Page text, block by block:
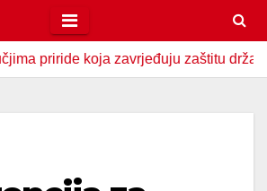
koja zavrjeđuju zaštitu države